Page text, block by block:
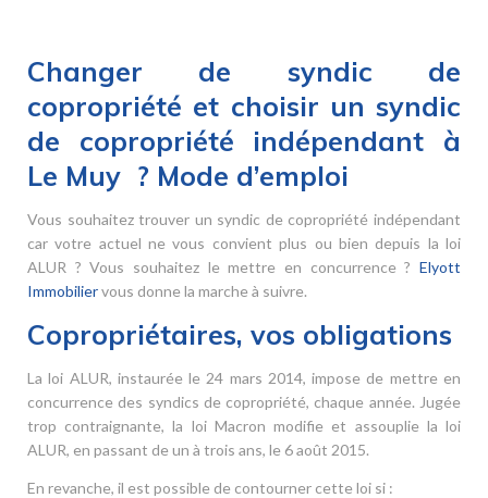
Changer de syndic de
copropriété et choisir un syndic
de copropriété indépendant à
Le Muy ? Mode d’emploi
Vous souhaitez trouver un syndic de copropriété indépendant
car votre actuel ne vous convient plus ou bien depuis la loi
ALUR ? Vous souhaitez le mettre en concurrence ? Elyott
Immobiliervous donne la marche à suivre.
Copropriétaires, vos obligations
La loi ALUR, instaurée le 24 mars 2014, impose de mettre en
concurrence des syndics de copropriété, chaque année. Jugée
trop contraignante, la loi Macron modifie et assouplie la loi
ALUR, en passant de un à trois ans, le 6 août 2015.
En revanche, il est possible de contourner cette loi si :